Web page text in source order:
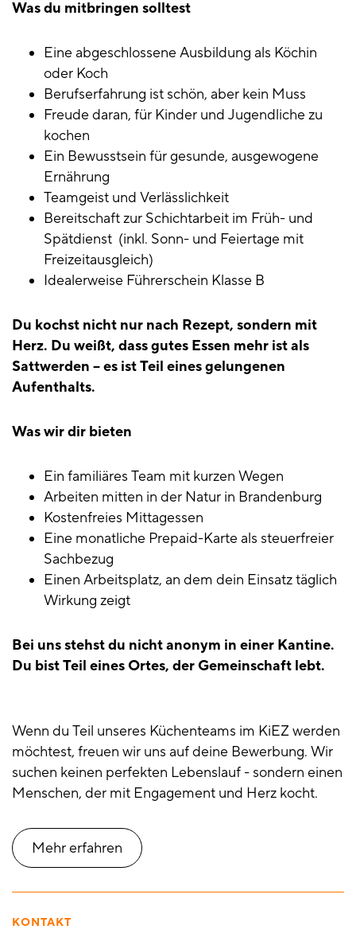
Was du mitbringen solltest
Eine abgeschlossene Ausbildung als Köchin
oder Koch
Berufserfahrung ist schön, aber kein Muss
Freude daran, für Kinder und Jugendliche zu
kochen
Ein Bewusstsein für gesunde, ausgewogene
Ernährung
Teamgeist und Verlässlichkeit
Bereitschaft zur Schichtarbeit im Früh- und
Spätdienst (inkl. Sonn- und Feiertage mit
Freizeitausgleich)
Idealerweise Führerschein Klasse B
Du kochst nicht nur nach Rezept, sondern mit
Herz. Du weißt, dass gutes Essen mehr ist als
Sattwerden – es ist Teil eines gelungenen
Aufenthalts.
Was wir dir bieten
Ein familiäres Team mit kurzen Wegen
Arbeiten mitten in der Natur in Brandenburg
Kostenfreies Mittagessen
Eine monatliche Prepaid-Karte als steuerfreier
Sachbezug
Einen Arbeitsplatz, an dem dein Einsatz täglich
Wirkung zeigt
Bei uns stehst du nicht anonym in einer Kantine.
Du bist Teil eines Ortes, der Gemeinschaft lebt.
Wenn du Teil unseres Küchenteams im KiEZ werden
möchtest, freuen wir uns auf deine Bewerbung. Wir
suchen keinen perfekten Lebenslauf - sondern einen
Menschen, der mit Engagement und Herz kocht.
Mehr erfahren
KONTAKT